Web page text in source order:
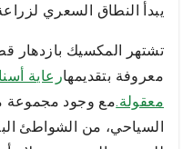
يبدأ النطاق السعري
تشتهر المكسيك بازدهار
معروفة بتقديمهارعاية
معقولة.مع وجود مجموعة
السياحي، من الشواطئ